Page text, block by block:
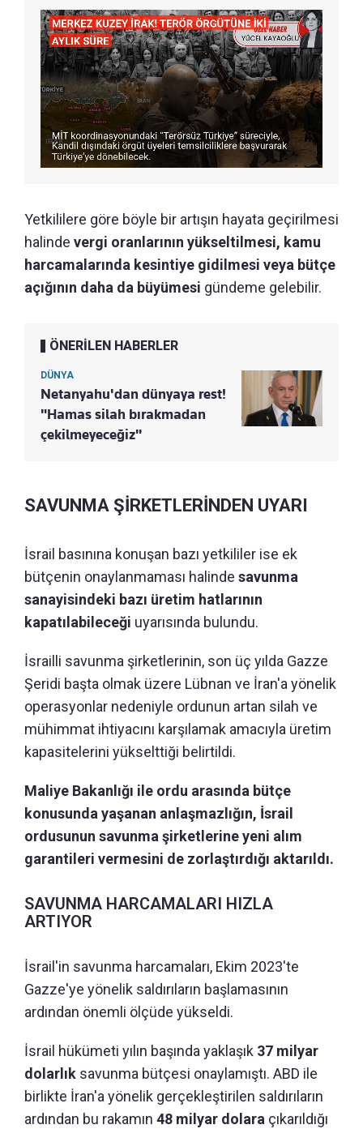
Yetkililere göre böyle bir artışın hayata geçirilmesi
halinde vergi oranlarının yükseltilmesi, kamu
harcamalarında kesintiye gidilmesi veya bütçe
açığının daha da büyümesi gündeme gelebilir.
ÖNERİLEN HABERLER
DÜNYA
Netanyahu'dan dünyaya rest!
"Hamas silah bırakmadan
çekilmeyeceğiz"
SAVUNMA ŞİRKETLERİNDEN UYARI
İsrail basınına konuşan bazı yetkililer ise ek
bütçenin onaylanmaması halinde savunma
sanayisindeki bazı üretim hatlarının
kapatılabileceği uyarısında bulundu.
İsrailli savunma şirketlerinin, son üç yılda Gazze
Şeridi başta olmak üzere Lübnan ve İran'a yönelik
operasyonlar nedeniyle ordunun artan silah ve
mühimmat ihtiyacını karşılamak amacıyla üretim
kapasitelerini yükselttiği belirtildi.
Maliye Bakanlığı ile ordu arasında bütçe
konusunda yaşanan anlaşmazlığın, İsrail
ordusunun savunma şirketlerine yeni alım
garantileri vermesini de zorlaştırdığı aktarıldı.
SAVUNMA HARCAMALARI HIZLA
ARTIYOR
İsrail'in savunma harcamaları, Ekim 2023'te
Gazze'ye yönelik saldırıların başlamasının
ardından önemli ölçüde yükseldi.
İsrail hükümeti yılın başında yaklaşık 37 milyar
dolarlık savunma bütçesi onaylamıştı. ABD ile
birlikte İran'a yönelik gerçekleştirilen saldırıların
ardından bu rakamın 48 milyar dolara çıkarıldığı